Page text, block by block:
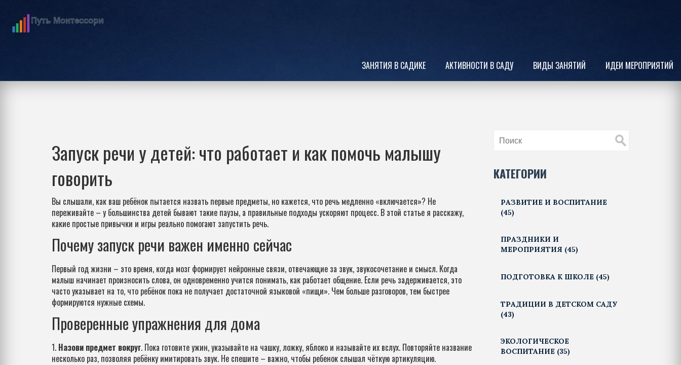
ЗАНЯТИЯ В САДИКЕ АКТИВНОСТИ В САДУ ВИДЫ ЗАНЯТИЙ ИДЕИ МЕРОПРИЯТИЙ
Запуск речи у детей: что работает и как помочь малышу
говорить
Вы слышали, как ваш ребёнок пытается назвать первые предметы, но кажется, что речь медленно «включается»? Не
переживайте – у большинства детей бывают такие паузы, а правильные подходы ускоряют процесс. В этой статье я расскажу,
какие простые привычки и игры реально помогают запустить речь.
Почему запуск речи важен именно сейчас
Первый год жизни – это время, когда мозг формирует нейронные связи, отвечающие за звук, звукосочетание и смысл. Когда
малыш начинает произносить слова, он одновременно учится понимать, как работает общение. Если речь задерживается, это
часто указывает на то, что ребёнок пока не получает достаточной языковой «пищи». Чем больше разговоров, тем быстрее
формируются нужные схемы.
Проверенные упражнения для дома
1. Назови предмет вокруг. Пока готовите ужин, указывайте на чашку, ложку, яблоко и называйте их вслух. Повторяйте название
несколько раз, позволяя ребёнку имитировать звук. Не спешите – важно, чтобы ребенок слышал чёткую артикуляцию.
КАТЕГОРИИ
РАЗВИТИЕ И ВОСПИТАНИЕ
(45)
ПРАЗДНИКИ И
МЕРОПРИЯТИЯ (45)
ПОДГОТОВКА К ШКОЛЕ (45)
ТРАДИЦИИ В ДЕТСКОМ САДУ
(43)
ЭКОЛОГИЧЕСКОЕ
ВОСПИТАНИЕ (35)